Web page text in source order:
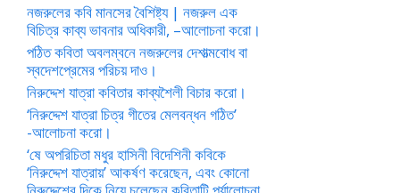
নজরুলের কবি মানসের বৈশিষ্ট্য | নজরুল এক
বিচিত্র কাব্য ভাবনার অধিকারী, –আলোচনা করো।
পঠিত কবিতা অবলম্বনে নজরুলের দেশাত্মবোধ বা
স্বদেশপ্রেমের পরিচয় দাও।
নিরুদ্দেশ যাত্রা কবিতার কাব্যশৈলী বিচার করো।
‘নিরুদ্দেশ যাত্রা চিত্র গীতের মেলবন্ধন গঠিত’
-আলোচনা করো।
‘ষে অপরিচিতা মধুর হাসিনী বিদেশিনী কবিকে
‘নিরুদ্দেশ যাত্রায়’ আকর্ষণ করেছেন, এবং কোনো